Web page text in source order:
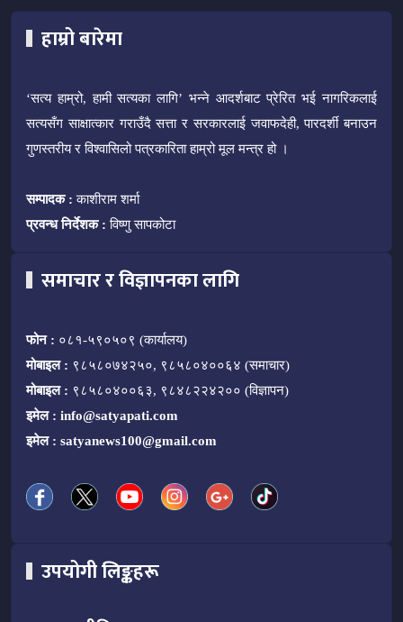
हाम्रो बारेमा
‘सत्य हाम्रो, हामी सत्यका लागि’ भन्ने आदर्शबाट प्रेरित भई नागरिकलाई
सत्यसँग साक्षात्कार गराउँदै सत्ता र सरकारलाई जवाफदेही, पारदर्शी बनाउन
गुणस्तरीय र विश्वासिलो पत्रकारिता हाम्रो मूल मन्त्र हो ।
सम्पादक : काशीराम शर्मा
प्रवन्ध निर्देशक : विष्णु सापकोटा
समाचार र विज्ञापनका लागि
फोन : ०८१-५९०५०९ (कार्यालय)
मोबाइल : ९८५८०७४२५०, ९८५८०४००६४ (समाचार)
मोबाइल : ९८५८०४००६३, ९८४८२२४२०० (विज्ञापन)
इमेल : info@satyapati.com
इमेल : satyanews100@gmail.com
उपयोगी लिङ्कहरू